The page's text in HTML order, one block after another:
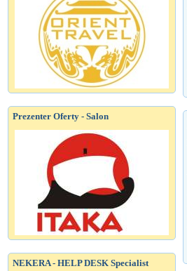
Prezenter Oferty - Salon
NEKERA - HELP DESK Specialist